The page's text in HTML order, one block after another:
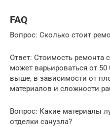
FAQ
Вопрос: Сколько стоит
Ответ: Стоимость ремонта
может варьироваться от 50
выше, в зависимости от
материалов и сложности
Вопрос: Какие материалы
отделки санузла?